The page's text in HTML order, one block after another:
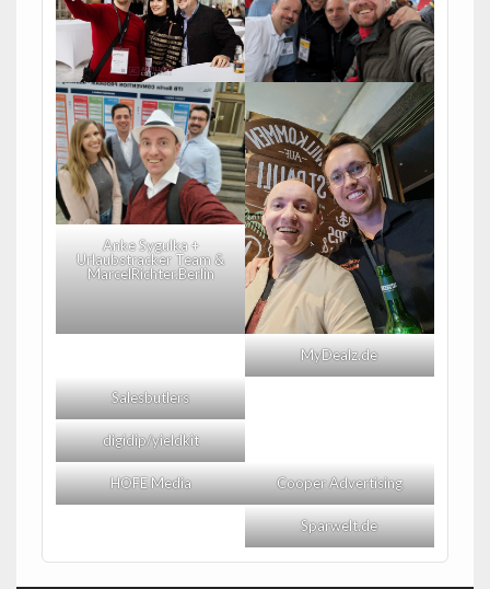
Anke Sygulka +
Urlaubstracker Team &
MarcelRichter.Berlin
MyDealz.de
Salesbutlers
digidip/yieldkit
HOFE Media Cooper Advertising
Sparwelt.de